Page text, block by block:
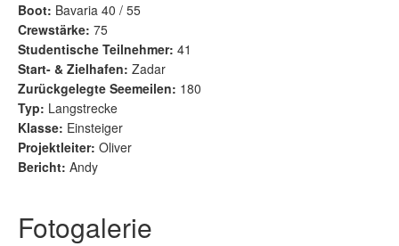
Boot: Bavaria 40 / 55
Crewstärke: 75
Studentische Teilnehmer: 41
Start- & Zielhafen: Zadar
Zurückgelegte Seemeilen: 180
Typ: Langstrecke
Klasse: Einsteiger
Projektleiter: Oliver
Bericht: Andy
Fotogalerie